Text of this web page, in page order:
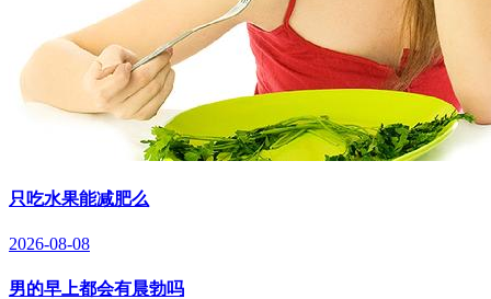
只吃水果能减肥么
2026-08-08
男的早上都会有晨勃吗